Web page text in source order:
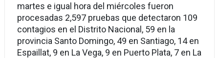
martes e igual hora del miércoles fueron
procesadas 2,597 pruebas que detectaron 109
contagios en el Distrito Nacional, 59 en la
provincia Santo Domingo, 49 en Santiago, 14 en
Espaillat, 9 en La Vega, 9 en Puerto Plata, 7 en La